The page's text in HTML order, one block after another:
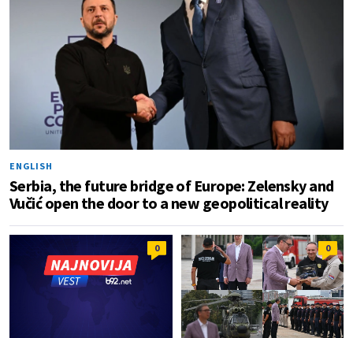
ENGLISH
Serbia, the future bridge of Europe: Zelensky and
Vučić open the door to a new geopolitical reality
0 0